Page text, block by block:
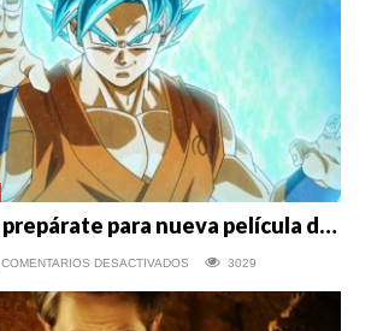
Dragon Ball: prepárate para nueva película de Goku
COMENTARIOS DESACTIVADOS
BALL:
PREPÁRATE
3029